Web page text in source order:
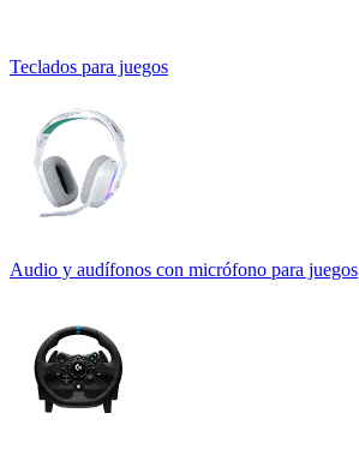
Teclados para juegos
Audio y audífonos con micrófono para juegos